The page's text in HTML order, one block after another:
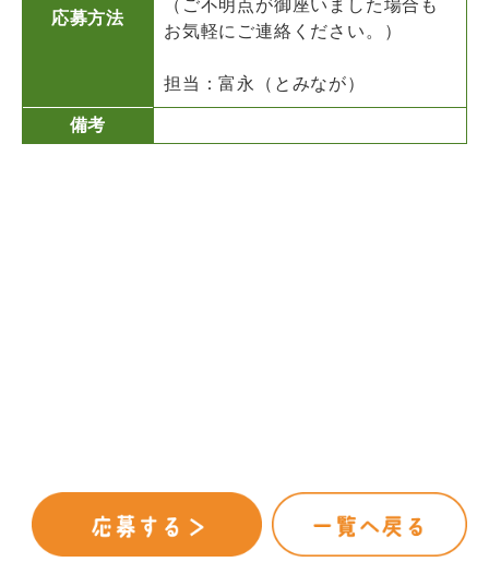
応募方法
（ご不明点が御座いました場合も
お気軽にご連絡ください。）
担当：富永（とみなが）
備考